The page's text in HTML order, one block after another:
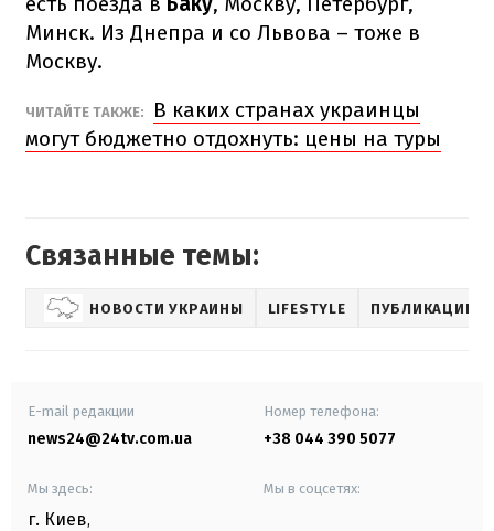
Минск. Из Днепра и со Львова – тоже в
Москву.
ЧИТАЙТЕ ТАКЖЕ:
В каких странах украинцы
могут бюджетно отдохнуть: цены на туры
Связанные темы:
НОВОСТИ УКРАИНЫ LIFESTYLE ПУБЛИКАЦИИ
E-mail редакции
news24@24tv.com.ua
Номер телефона:
+38 044 390 5077
Мы здесь:
г. Киев,
Мы в соцсетях: